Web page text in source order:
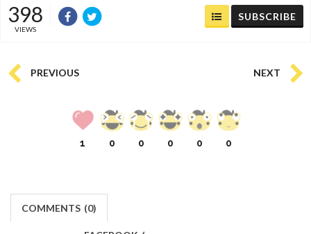
398
VIEWS
SUBSCRIBE
PREVIOUS NEXT
1 0 0 0 0 0
COMMENTS (0)